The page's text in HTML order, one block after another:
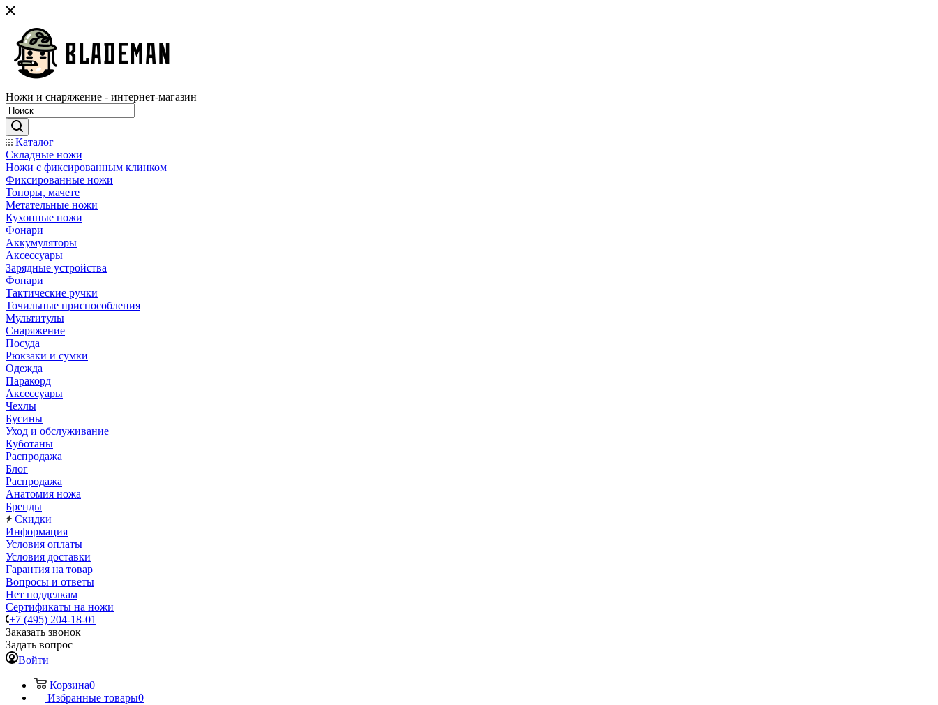
Ножи и снаряжение - интернет-магазин
Каталог
Складные ножи
Ножи с фиксированным клинком
Фиксированные ножи
Топоры, мачете
Метательные ножи
Кухонные ножи
Фонари
Аккумуляторы
Аксессуары
Зарядные устройства
Фонари
Тактические ручки
Точильные приспособления
Мультитулы
Снаряжение
Посуда
Рюкзаки и сумки
Одежда
Паракорд
Аксессуары
Чехлы
Бусины
Уход и обслуживание
Куботаны
Распродажа
Блог
Распродажа
Анатомия ножа
Бренды
Скидки
Информация
Условия оплаты
Условия доставки
Гарантия на товар
Вопросы и ответы
Нет подделкам
Сертификаты на ножи
+7 (495) 204-18-01
Заказать звонок
Задать вопрос
Войти
Корзина0
Избранные товары0